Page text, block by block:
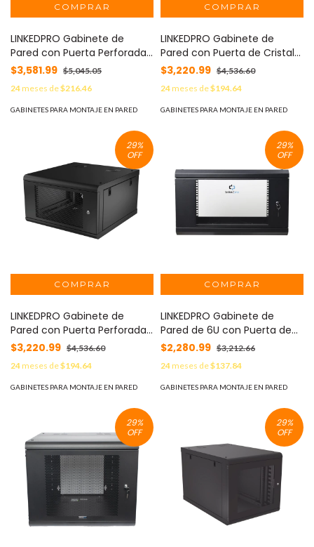
LINKEDPRO Gabinete de
Pared con Puerta Perforada,
635mm de Profundidad, 4U
Rack de 19 in, Acero
Reforzado MOD: SR-1904-
GN2P
$3,581.99 $5,045.05
24meses de$216.46
GABINETES PARA MONTAJE EN PARED
LINKEDPRO Gabinete de
Pared con Puerta de Cristal
Templado, 635 mm de
Profundidad, 6U Rack de 19
in, Acero Reforzado MOD: SR-
1906-GN2G
$3,220.99 $4,536.60
24meses de$194.64
GABINETES PARA MONTAJE EN PARED
29%
OFF
LINKEDPRO Gabinete de
Pared con Puerta Perforada,
635mm de Profundidad, 6U
Rack de 19 in, Acero
Reforzado MOD: SR-1906-
GN2P
$3,220.99 $4,536.60
24meses de$194.64
GABINETES PARA MONTAJE EN PARED
29%
OFF
LINKEDPRO Gabinete de
Pared de 6U con Puerta de
Cristal Templado, 455 mm
de Profundidad Total, Rack
de 19in, Acero Reforzado
Color Negro. MOD: SR-1906-
$2,280.99 $3,212.66
24meses de$137.84
GABINETES PARA MONTAJE EN PARED
29%
OFF
29%
OFF